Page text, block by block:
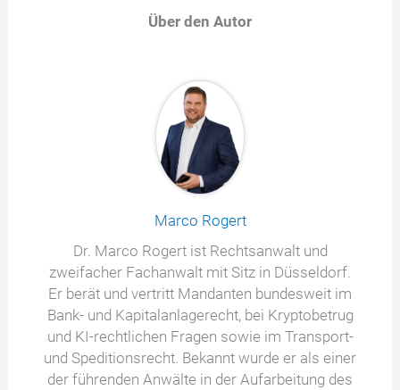
Über den Autor
Marco Rogert
Dr. Marco Rogert ist Rechtsanwalt und
zweifacher Fachanwalt mit Sitz in Düsseldorf.
Er berät und vertritt Mandanten bundesweit im
Bank- und Kapitalanlagerecht, bei Kryptobetrug
und KI-rechtlichen Fragen sowie im Transport-
und Speditionsrecht. Bekannt wurde er als einer
der führenden Anwälte in der Aufarbeitung des